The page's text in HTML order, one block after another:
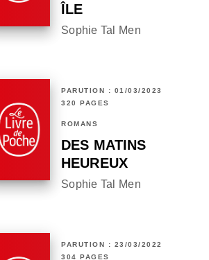
ÎLE
Sophie Tal Men
PARUTION : 01/03/2023
320 PAGES
ROMANS
DES MATINS
HEUREUX
Sophie Tal Men
PARUTION : 23/03/2022
304 PAGES